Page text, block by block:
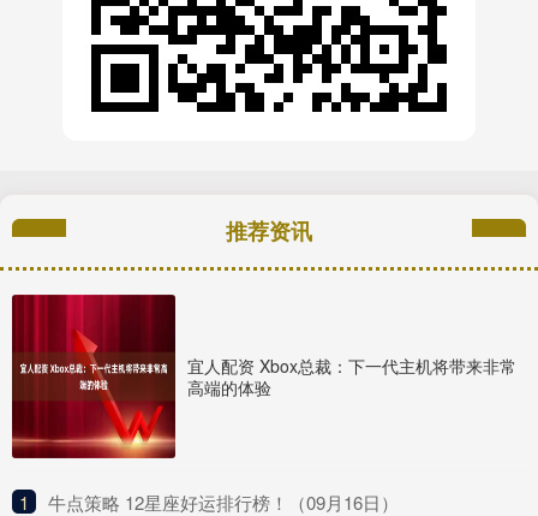
推荐资讯
宜人配资 Xbox总裁：下一代主机将带来非常
高端的体验
1 ​牛点策略 12星座好运排行榜！（09月16日）